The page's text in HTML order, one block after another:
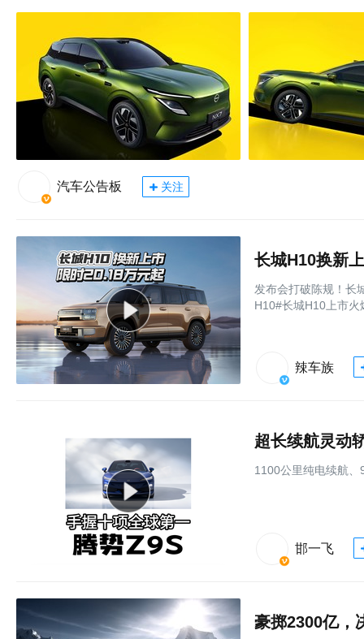
汽车公告板 关注
长城H10换新
发布会打破陈规！长
H10#长城H10上市火
辣车族
超长续航灵动
1100公里纯电续航
邯一飞
豪掷2300亿，